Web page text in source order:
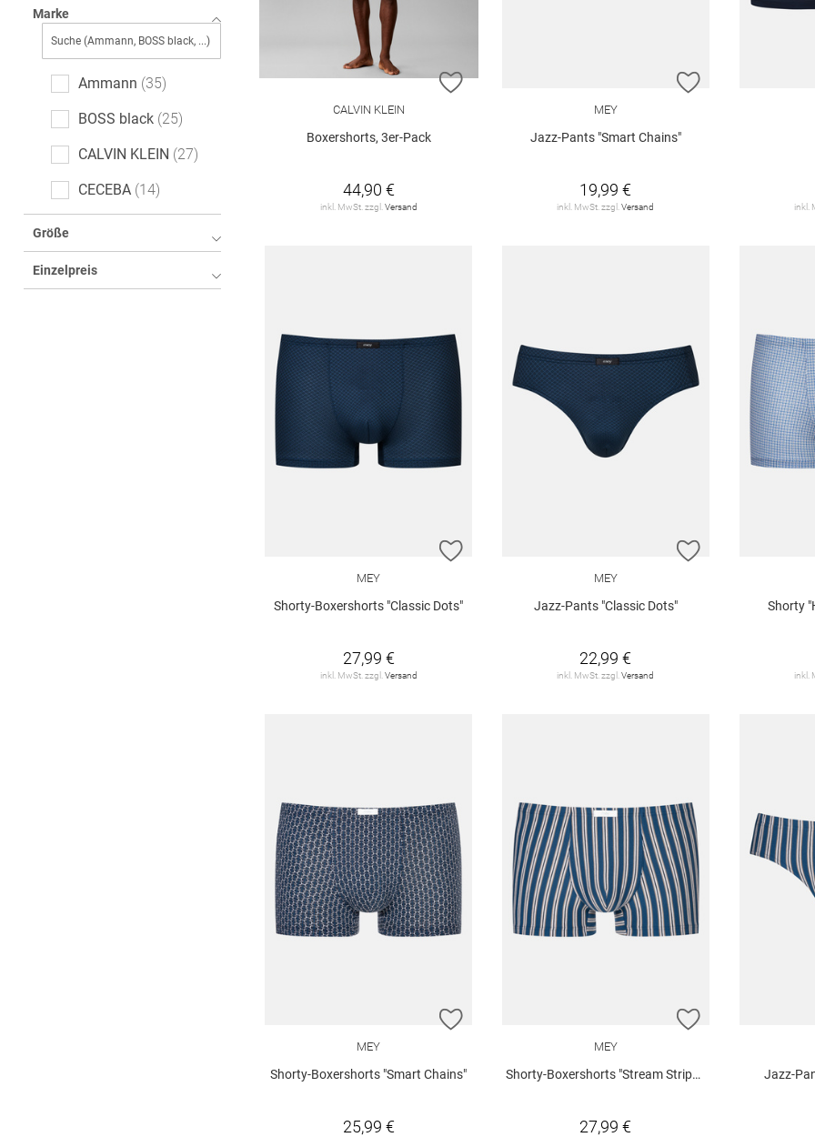
Marke
Ammann 35
BOSS black 25
CALVIN KLEIN 27
CECEBA 14
MEY
Größe
Einzelpreis
ZUR WUNSCHLISTE HINZUFÜGEN
CALVIN KLEIN
Boxershorts, 3er-Pack
44,90 €
inkl. MwSt. zzgl. Versand
ZUR
MEY
Jazz-Pants "Smart Chains"
19,99 €
inkl. MwSt. zzgl.Versand inkl.
ZUR WUNSCHLISTE HINZUFÜGEN
MEY
Shorty-Boxershorts "Classic Dots"
27,99 €
inkl. MwSt. zzgl. Versand
ZUR
MEY
Jazz-Pants "Classic Dots"
22,99 €
inkl. MwSt. zzgl.Versand
Shorty
inkl.
ZUR WUNSCHLISTE HINZUFÜGEN
MEY
Shorty-Boxershorts "Smart Chains"
25,99 €
ZUR
MEY
Shorty-Boxershorts "Stream Stripes"
27,99 €
Jazz-